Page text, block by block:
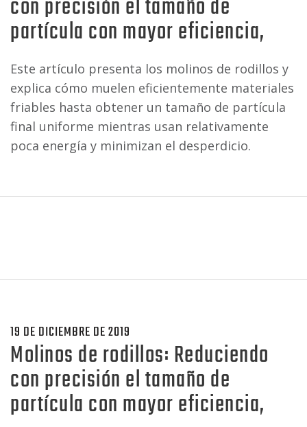
con precisión el tamaño de
partícula con mayor eficiencia,
Este artículo presenta los molinos de rodillos y
explica cómo muelen eficientemente materiales
friables hasta obtener un tamaño de partícula
final uniforme mientras usan relativamente
poca energía y minimizan el desperdicio.
19 DE DICIEMBRE DE 2019
Molinos de rodillos: Reduciendo
con precisión el tamaño de
partícula con mayor eficiencia,